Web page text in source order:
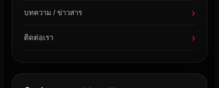
บทความ / ข่าวสาร ›
ติดต่อเรา ›